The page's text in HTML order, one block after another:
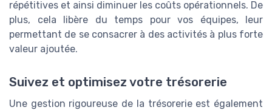
répétitives et ainsi diminuer les coûts opérationnels. De
plus, cela libère du temps pour vos équipes, leur
permettant de se consacrer à des activités à plus forte
valeur ajoutée.
Suivez et optimisez votre trésorerie
Une gestion rigoureuse de la trésorerie est également